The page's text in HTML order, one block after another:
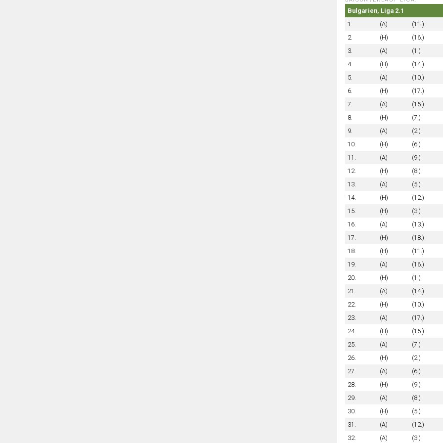
Bulgarien, Liga 2.1
1.
(A)
(11.)
2.
(H)
(16.)
3.
(A)
(1.)
4.
(H)
(14.)
5.
(A)
(10.)
6.
(H)
(17.)
7.
(A)
(15.)
8.
(H)
(7.)
9.
(A)
(2.)
10.
(H)
(6.)
11.
(A)
(9.)
12.
(H)
(8.)
13.
(A)
(5.)
14.
(H)
(12.)
15.
(H)
(3.)
16.
(A)
(13.)
17.
(H)
(18.)
18.
(H)
(11.)
19.
(A)
(16.)
20.
(H)
(1.)
21.
(A)
(14.)
22.
(H)
(10.)
23.
(A)
(17.)
24.
(H)
(15.)
25.
(A)
(7.)
26.
(H)
(2.)
27.
(A)
(6.)
28.
(H)
(9.)
29.
(A)
(8.)
30.
(H)
(5.)
31.
(A)
(12.)
32.
(A) (3.)